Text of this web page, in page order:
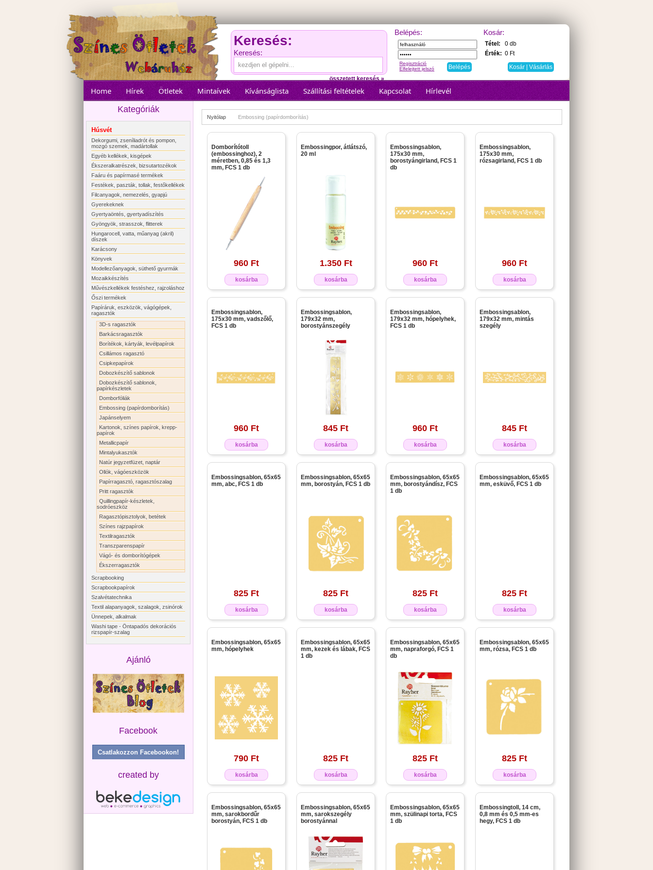
Keresés:
Keresés:
összetett keresés »
Belépés:
Regisztráció
Elfelejtett jelszó
Kosár:
Tétel:
0 db
Érték: 0 Ft
Kosár | Vásárlás
Home Hírek Ötletek Mintaívek Kívánságlista Szállítási feltételek Kapcsolat
Hírlevél
Kategóriák
Húsvét
Dekorgumi, zseníliadrót és pompon,
mozgó szemek, madártollak
Egyéb kellékek, kisgépek
Ékszeralkatrészek, bizsutartozékok
Faáru és papírmasé termékek
Festékek, paszták, tollak, festőkellékek
Filcanyagok, nemezelés, gyapjú
Gyerekeknek
Gyertyaöntés, gyertyadíszítés
Gyöngyök, strasszok, flitterek
Hungarocell, vatta, műanyag (akril)
díszek
Karácsony
Könyvek
Modellezőanyagok, süthető gyurmák
Mozaikkészítés
Művészkellékek festéshez, rajzoláshoz
Őszi termékek
Papíráruk, eszközök, vágógépek,
ragasztók
3D-s ragasztók
Barkácsragasztók
Borítékok, kártyák, levélpapírok
Csillámos ragasztó
Csipkepapírok
Dobozkészítő sablonok
Dobozkészítő sablonok,
papírkészletek
Domborfóliák
Embossing (papírdomborítás)
Japánselyem
Kartonok, színes papírok, krepp-
papírok
Metallicpapír
Mintalyukasztók
Natúr jegyzetfüzet, naptár
Ollók, vágóeszközök
Papírragasztó, ragasztószalag
Pritt ragasztók
Quillingpapír-készletek,
sodróeszköz
Ragasztópisztolyok, betétek
Színes rajzpapírok
Textilragasztók
Transzparenspapír
Vágó- és domborítógépek
Ékszerragasztók
Scrapbooking
Scrapbookpapírok
Szalvétatechnika
Textil alapanyagok, szalagok, zsinórok
Ünnepek, alkalmak
Washi tape - Öntapadós dekorációs
rizspapír-szalag
Ajánló
Facebook
Csatlakozzon Facebookon!
created by
Nyitólap Embossing (papírdomborítás)
Domborítótoll
(embossinghoz), 2
méretben, 0,85 és 1,3
mm, FCS 1 db
960 Ft
kosárba
Embossingpor, átlátszó,
20 ml
1.350 Ft
kosárba
Embossingsablon,
175x30 mm,
borostyángirland, FCS 1
db
960 Ft
kosárba
Embossingsablon,
175x30 mm,
rózsagirland, FCS 1 db
960 Ft
kosárba
Embossingsablon,
175x30 mm, vadszőlő,
FCS 1 db
960 Ft
kosárba
Embossingsablon,
179x32 mm,
borostyánszegély
845 Ft
kosárba
Embossingsablon,
179x32 mm, hópelyhek,
FCS 1 db
960 Ft
kosárba
Embossingsablon,
179x32 mm, mintás
szegély
845 Ft
kosárba
Embossingsablon, 65x65
mm, abc, FCS 1 db
825 Ft
kosárba
Embossingsablon, 65x65
mm, borostyán, FCS 1 db
825 Ft
kosárba
Embossingsablon, 65x65
mm, borostyándísz, FCS
1 db
825 Ft
kosárba
Embossingsablon, 65x65
mm, esküvő, FCS 1 db
825 Ft
kosárba
Embossingsablon, 65x65
mm, hópelyhek
790 Ft
kosárba
Embossingsablon, 65x65
mm, kezek és lábak, FCS
1 db
825 Ft
kosárba
Embossingsablon, 65x65
mm, napraforgó, FCS 1
db
825 Ft
kosárba
Embossingsablon, 65x65
mm, rózsa, FCS 1 db
825 Ft
kosárba
Embossingsablon, 65x65
mm, sarokbordűr
borostyán, FCS 1 db
Embossingsablon, 65x65
mm, sarokszegély
borostyánnal
Embossingsablon, 65x65
mm, szülinapi torta, FCS
1 db
Embossingtoll, 14 cm,
0,8 mm és 0,5 mm-es
hegy, FCS 1 db